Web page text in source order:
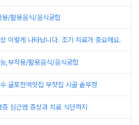
용/활용음식/음식궁합
이렇게 나타납니다. 조기 치료가 중요해요.
,부작용/활용음식/음식궁합
굴포천역맛집 부잣집 시골 솥뚜껑
심근염 증상과 치료 식단까지